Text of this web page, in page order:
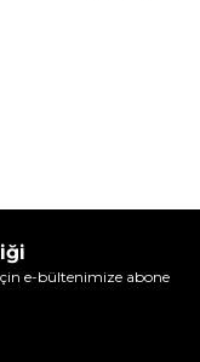
e-bültenimize abone